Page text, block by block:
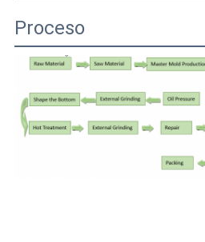
Proceso